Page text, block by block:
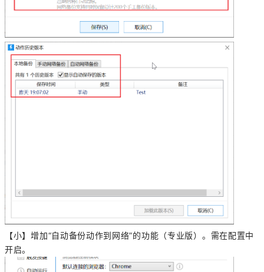
【小】增加“自动备份动作到网络”的功能（专业版）。需在配置中
开启。